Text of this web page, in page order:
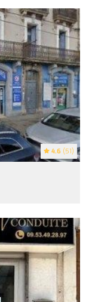
4.6 (51)